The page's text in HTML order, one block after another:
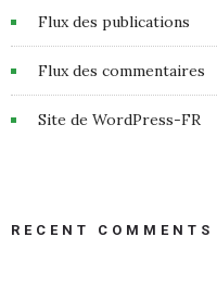
Flux des publications
Flux des commentaires
Site de WordPress-FR
RECENT COMMENTS